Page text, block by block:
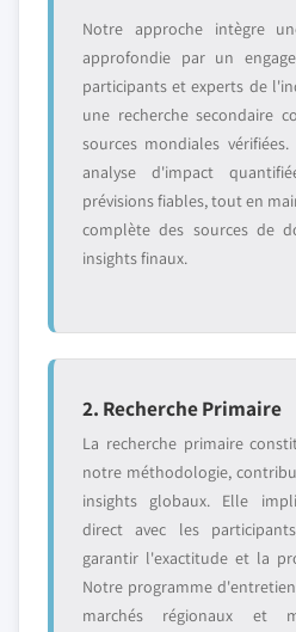
Notre approche intègre
approfondie par un
participants et experts de
une recherche secondaire
sources mondiales
analyse d'impact
prévisions fiables, tout en
complète des sources de
insights finaux.
2. Recherche Primaire
La recherche primaire
notre méthodologie,
insights globaux. Elle
direct avec les
garantir l'exactitude et la
Notre programme
marchés régionaux et